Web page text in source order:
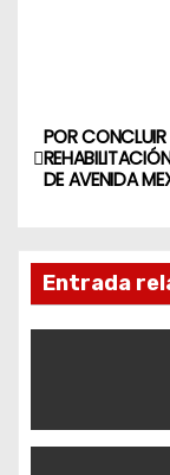
N
a
e
g
c
POR CONCLUIR
DE AVENIDA
Entrada